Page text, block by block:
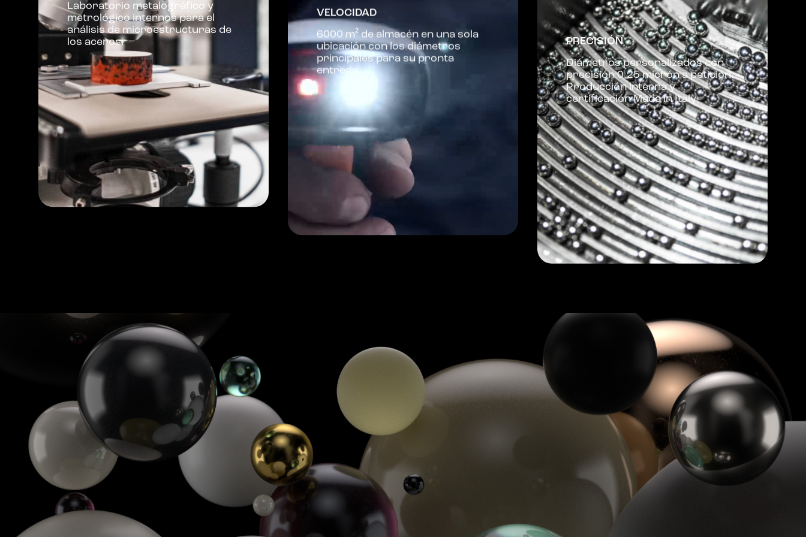
Laboratorio metalográfico y
metrológico internos para el
análisis de microestructuras de
los aceros.
VELOCIDAD
6000 m² de almacén en una sola
ubicación con los diámetros
principales para su pronta
entrega
PRECISIÓN
Diámetros personalizados con
precisión 0,25 micrón a petición.
Producción interna y
certificación Made in Italy